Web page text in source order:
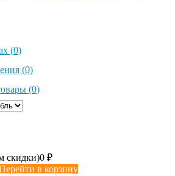
(0)
(0)
(0)
скидки)0 ₽
в корзину